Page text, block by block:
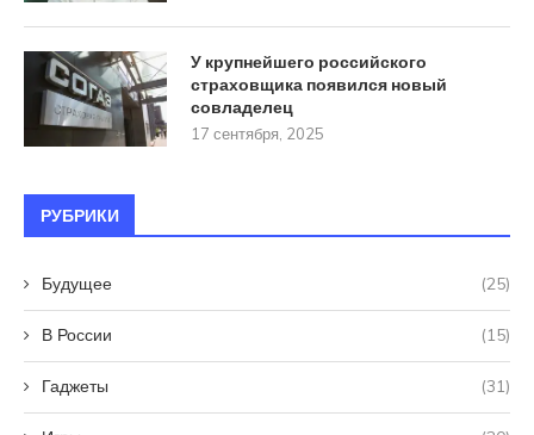
У крупнейшего российского
страховщика появился новый
совладелец
17 сентября, 2025
РУБРИКИ
Будущее (25)
В России (15)
Гаджеты (31)